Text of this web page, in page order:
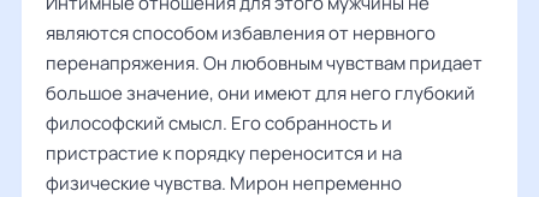
являются способом избавления от нервного
перенапряжения. Он любовным чувствам придает
большое значение, они имеют для него глубокий
философский смысл. Его собранность и
пристрастие к порядку переносится и на
физические чувства. Мирон непременно